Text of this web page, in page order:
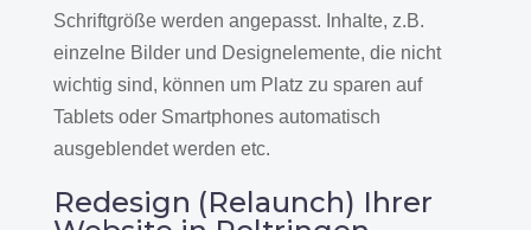
Schriftgröße werden angepasst. Inhalte, z.B.
einzelne Bilder und Designelemente, die nicht
wichtig sind, können um Platz zu sparen auf
Tablets oder Smartphones automatisch
ausgeblendet werden etc.
Redesign (Relaunch) Ihrer